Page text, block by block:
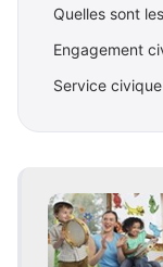
Quelles sont
Engagement
Service